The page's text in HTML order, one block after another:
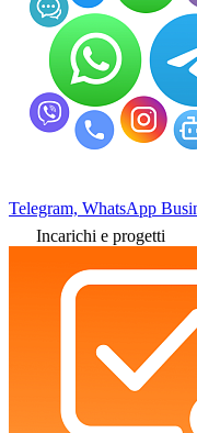
Telegram, WhatsApp
Incarichi e progetti